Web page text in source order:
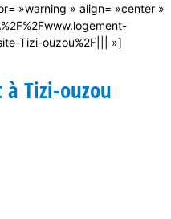
»warning » align= »center »
Tizi-ouzou%2F||| »]
à Tizi-ouzou